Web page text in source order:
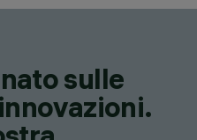
sulle